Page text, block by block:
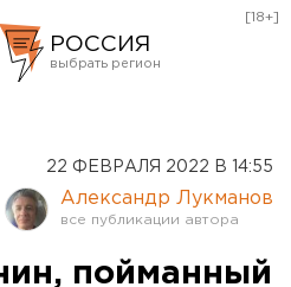
РОССИЯ
Оренбург
[18+]
22 ФЕВРАЛЯ 2022 В 14:55
Александр Лукманов
пойманный